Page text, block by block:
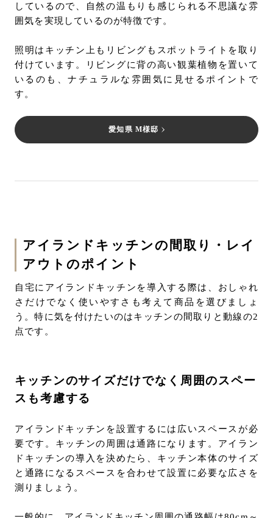
しているので、自然の温もりも感じられる不思議な雰
囲気を実現しているのが特徴です。
照明はキッチン上もリビングもスポットライトを取り
付けています。リビングに背の高い観葉植物を置いて
いるのも、ナチュラルな雰囲気に見せるポイントで
す。
愛知県 M様邸
アイランドキッチンの間取り・レイ
アウトのポイント
自宅にアイランドキッチンを導入する際は、おしゃれ
さだけでなく使いやすさも考えて商品を選びましょ
う。特に気を付けたいのはキッチンの間取りと動線の2
点です。
キッチンのサイズだけでなく周囲のスペー
スも考慮する
アイランドキッチンを設置するには広いスペースが必
要です。キッチンの周囲は通路になります。アイラン
ドキッチンの導入を決めたら、キッチン本体のサイズ
と通路になるスペースを合わせて設置に必要な広さを
測りましょう。